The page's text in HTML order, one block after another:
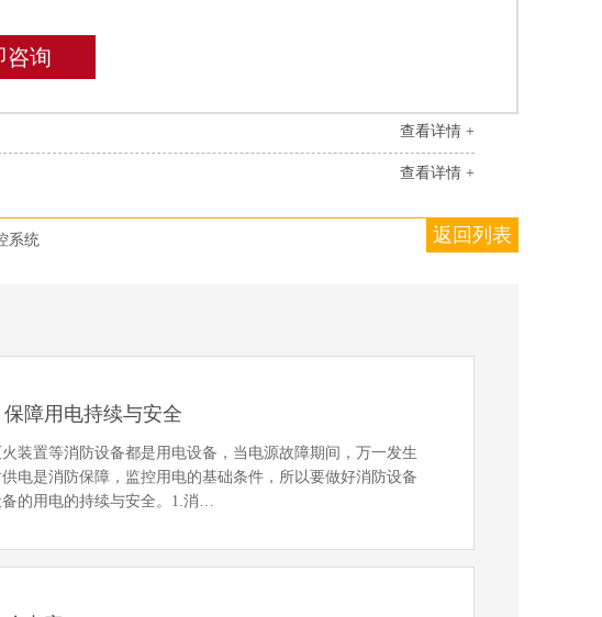
咨询
查看详情 +
查看详情 +
返回列表
系统
障用电持续与安全
装置等消防设备都是用电设备，当电源故障期间，万一发生
电是消防保障，监控用电的基础条件，所以要做好消防设备
的用电的持续与安全。1.消…